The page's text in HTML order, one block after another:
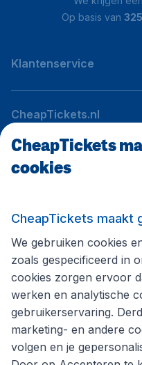
Op basis van
Klantenservice
CheapTickets.nl
Internationale sites
Volg CheapTickets.nl
CheapTickets
cookies
CheapTickets maakt
We gebruiken cookies
zoals gespecificeerd in
cookies zorgen ervoor
werken en analytische
gebruikerservaring.
marketing- en andere
volgen en je